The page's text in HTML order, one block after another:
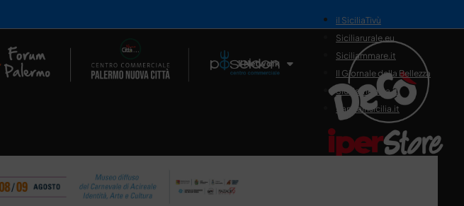
Il Network
il SiciliaTivù
Siciliarurale.eu
Siciliammare.it
Il Giornale della Bellezza
Siciliamedica.it
Sanitainsicilia.it